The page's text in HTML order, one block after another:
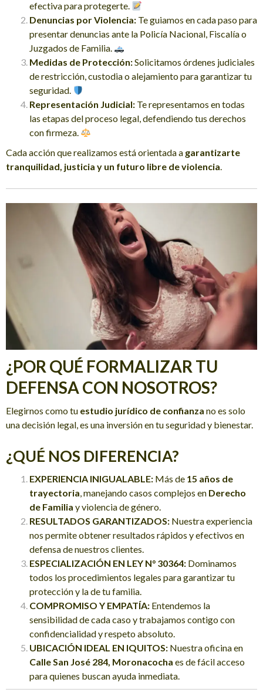
efectiva para protegerte.
Denuncias por Violencia: Te guiamos en cada paso para
presentar denuncias ante la Policía Nacional, Fiscalía o
Juzgados de Familia.
Medidas de Protección:Solicitamos órdenes judiciales
de restricción, custodia o alejamiento para garantizar tu
seguridad.
Representación Judicial: Te representamos en todas
las etapas del proceso legal, defendiendo tus derechos
con firmeza.
Cada acción que realizamos está orientada a garantizarte
tranquilidad, justicia y un futuro libre de violencia.
¿POR QUÉ FORMALIZAR TU
DEFENSA CON NOSOTROS?
Elegirnos como tu estudio jurídico de confianza no es solo
una decisión legal, es una inversión en tu seguridad y bienestar.
¿QUÉ NOS DIFERENCIA?
EXPERIENCIA INIGUALABLE: Más de 15 años de
trayectoria, manejando casos complejos en Derecho
de Familia y violencia de género.
RESULTADOS GARANTIZADOS: Nuestra experiencia
nos permite obtener resultados rápidos y efectivos en
defensa de nuestros clientes.
ESPECIALIZACIÓN EN LEY N° 30364: Dominamos
todos los procedimientos legales para garantizar tu
protección y la de tu familia.
COMPROMISO Y EMPATÍA: Entendemos la
sensibilidad de cada caso y trabajamos contigo con
confidencialidad y respeto absoluto.
UBICACIÓN IDEAL EN IQUITOS: Nuestra oficina en
Calle San José 284, Moronacocha es de fácil acceso
para quienes buscan ayuda inmediata.